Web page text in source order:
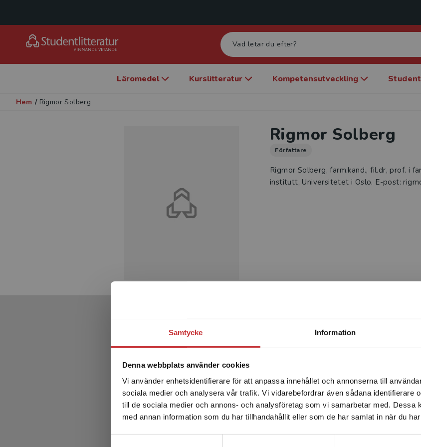
Samtycke Information
Denna webbplats använder cookies
Vi använder enhetsidentifierare för att anpassa innehållet och annonserna till
sociala medier och analysera vår trafik. Vi vidarebefordrar även sådana identifierare
till de sociala medier och annons- och analysföretag som vi samarbetar med. Dessa
med annan information som du har tillhandahållit eller som de har samlat in när du
Begränsad fraktregion
Det verkar som att du besöker studentlitteratur.se
enhet utanför Sverige. Vi erbjuder inte leveranser
Sverige. För att kunna slutföra ett köp måste
leveransadressen vara i Sverige.Läs mer
Läromedel Kurslitteratur Kompetensutveckling Student
Hem / Rigmor Solberg
Rigmor Solberg
Författare
Rigmor Solberg, farm.kand., fil.dr, prof. i
institutt, Universitetet i Oslo. E-post:
Produkter